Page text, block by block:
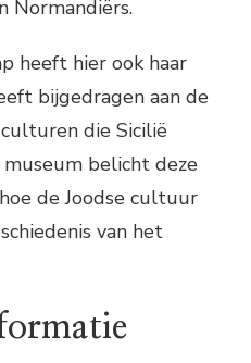
Normandiërs.
heeft hier ook haar
bijgedragen aan de
die Sicilië
belicht deze
de Joodse cultuur
van het